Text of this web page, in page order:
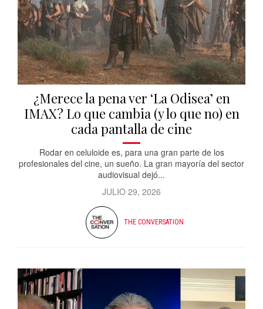
¿Merece la pena ver ‘La Odisea’ en
IMAX? Lo que cambia (y lo que no) en
cada pantalla de cine
Rodar en celuloide es, para una gran parte de los
profesionales del cine, un sueño. La gran mayoría del sector
audiovisual dejó...
JULIO 29, 2026
THE CONVERSATION